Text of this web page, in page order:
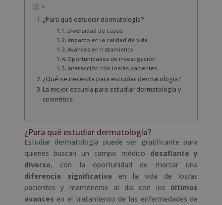
¿Para qué estudiar dermatología?
Diversidad de casos
Impacto en la calidad de vida
Avances en tratamiento
Oportunidades de investigación
Interacción con los/as pacientes
¿Qué se necesita para estudiar dermatología?
La mejor escuela para estudiar dermatología y
cosmética
¿Para qué estudiar dermatología?
Estudiar dermatología puede ser gratificante para
quienes buscan un campo médico desafiante y
diverso, con la oportunidad de marcar una
diferencia significativa en la vida de los/as
pacientes y mantenerse al día con los últimos
avances en el tratamiento de las enfermedades de